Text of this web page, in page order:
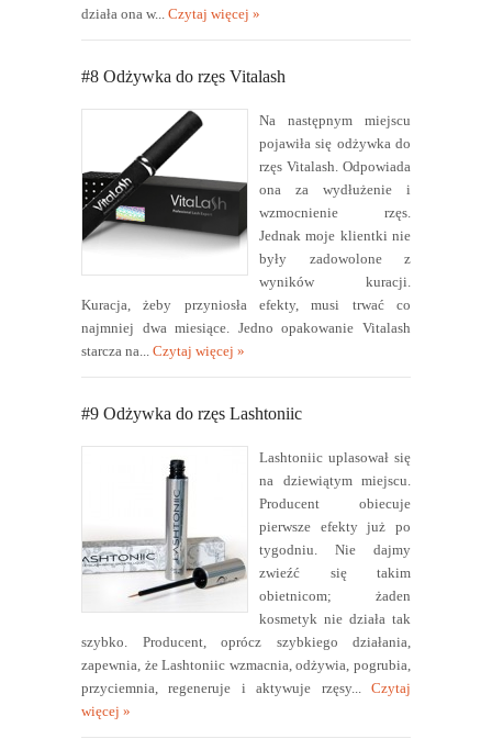
działa ona w...
Czytaj więcej »
#8 Odżywka do rzęs Vitalash
Na następnym miejscu
pojawiła się odżywka do
rzęs Vitalash. Odpowiada
ona za wydłużenie i
wzmocnienie rzęs.
Jednak moje klientki nie
były zadowolone z
wyników kuracji.
Kuracja, żeby przyniosła efekty, musi trwać co
najmniej dwa miesiące. Jedno opakowanie Vitalash
starcza na...
Czytaj więcej »
#9 Odżywka do rzęs Lashtoniic
Lashtoniic uplasował się
na dziewiątym miejscu.
Producent obiecuje
pierwsze efekty już po
tygodniu. Nie dajmy
zwieźć się takim
obietnicom; żaden
kosmetyk nie działa tak
szybko. Producent, oprócz szybkiego działania,
zapewnia, że Lashtoniic wzmacnia, odżywia, pogrubia,
przyciemnia, regeneruje i aktywuje rzęsy...
Czytaj
więcej »